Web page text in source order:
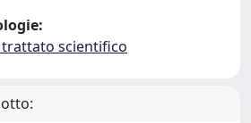
scientifico